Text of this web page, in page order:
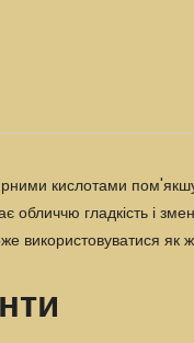
кислотами
гладкість і
використовуватися як